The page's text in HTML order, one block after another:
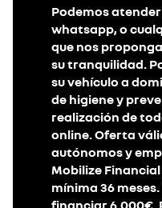
Podemos
whatsapp, o
que nos
su tranquilidad.
su vehículo a
de higiene y
realización de
online. Oferta
autónomos y
Mobilize
mínima 36